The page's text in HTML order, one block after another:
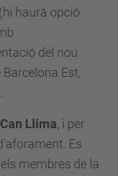
haurà opció
del nou
Est,
Llima, i per
Es
membres de la